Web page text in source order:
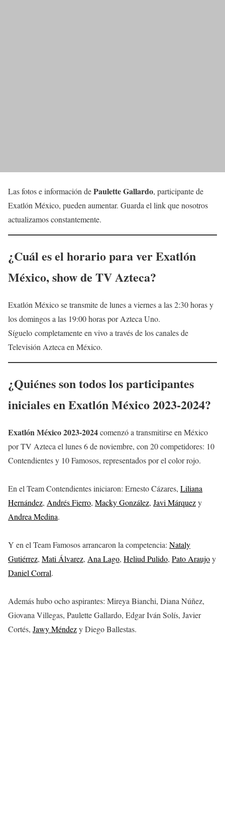
Las fotos e información dePaulette Gallardo, participante de
Exatlón México, pueden aumentar. Guarda el link que nosotros
actualizamos constantemente.
¿Cuál es el horario para ver Exatlón
México, show de TV Azteca?
Exatlón México se transmite de lunes a viernes a las 2:30 horas y
los domingos a las 19:00 horas por Azteca Uno.
Síguelo completamente en vivo a través de los canales de
Televisión Azteca en México.
¿Quiénes son todos los participantes
iniciales en Exatlón México 2023-2024?
Exatlón México 2023-2024comenzó a transmitirse en México
por TV Azteca el lunes 6 de noviembre, con 20 competidores: 10
Contendientes y 10 Famosos, representados por el color rojo.
En el Team Contendientes iniciaron: Ernesto Cázares, Liliana
Hernández, Andrés Fierro, Macky González, Javi Márquezy
Andrea Medina.
Y en el Team Famosos arrancaron la competencia: Nataly
Gutiérrez, Mati Álvarez, Ana Lago, Heliud Pulido, Pato Araujoy
Daniel Corral.
Además hubo ocho aspirantes: Mireya Bianchi, Diana Núñez,
Giovana Villegas, Paulette Gallardo, Edgar Iván Solís, Javier
Cortés, Jawy Méndezy Diego Ballestas.